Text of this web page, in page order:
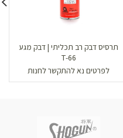
תרסיס דבק רב תכליתי | דבק מגע
T-66
לפרטים נא להתקשר לחנות